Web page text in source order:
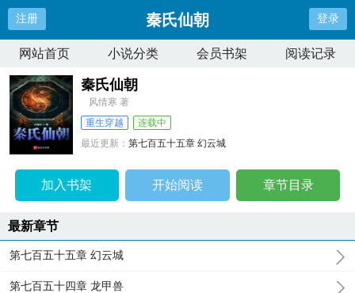
注册 秦氏仙朝 登录
网站首页 小说分类 会员书架 阅读记录
秦氏仙朝
风情寒 著
重生穿越
连载中
最近更新：第七百五十五章 幻云城
加入书架 开始阅读 章节目录
最新章节
第七百五十五章 幻云城
第七百五十四章 龙甲兽